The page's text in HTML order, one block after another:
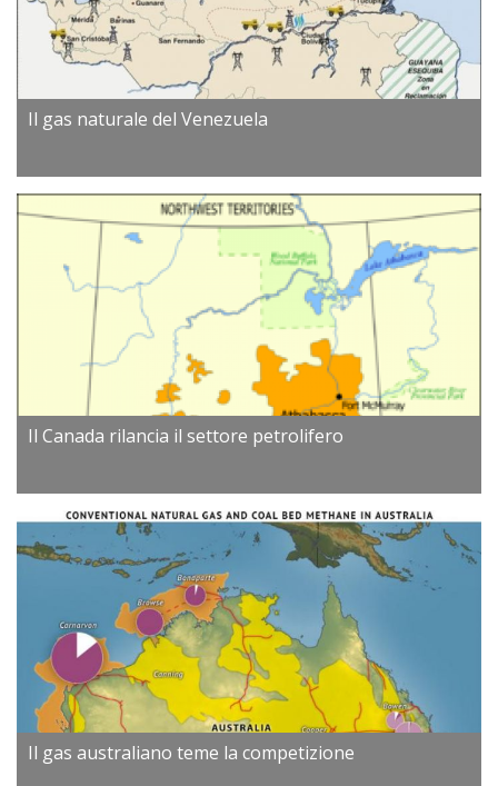
Il gas naturale del Venezuela
Il Canada rilancia il settore petrolifero
Il gas australiano teme la competizione